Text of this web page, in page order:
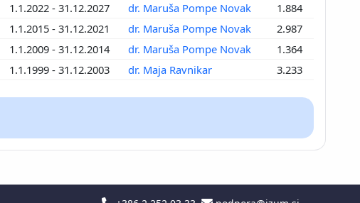
1.1.2022 - 31.12.2027 dr. Maruša Pompe Novak
1.884
1.1.2015 - 31.12.2021 dr. Maruša Pompe Novak
2.987
1.1.2009 - 31.12.2014 dr. Maruša Pompe Novak
1.364
1.1.1999 - 31.12.2003 dr. Maja Ravnikar 3.233